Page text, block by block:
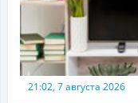
21:02, 7 августа 2026